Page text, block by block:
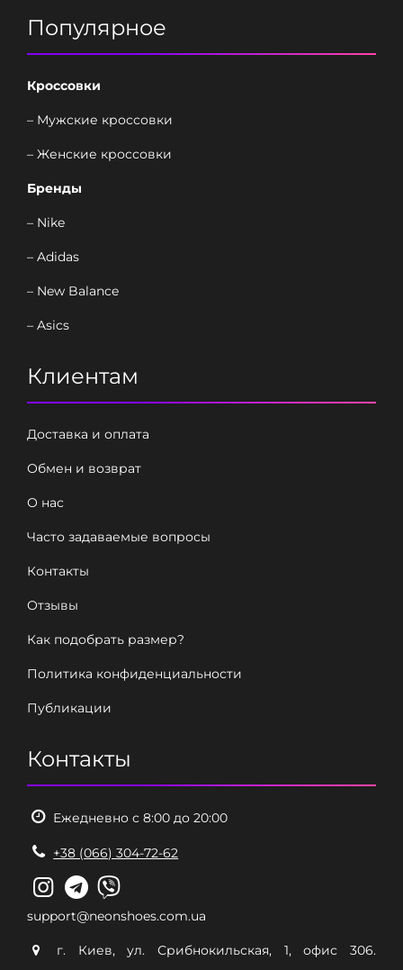
Популярное
Кроссовки
– Мужские кроссовки
– Женские кроссовки
Бренды
– Nike
– Adidas
– New Balance
– Asics
Клиентам
Доставка и оплата
Обмен и возврат
О нас
Часто задаваемые вопросы
Контакты
Отзывы
Как подобрать размер?
Политика конфиденциальности
Публикации
Контакты
Ежедневно с 8:00 до 20:00
+38 (066) 304-72-62
support@neonshoes.com.ua
г. Киев, ул. Срибнокильская, 1, офис 306.